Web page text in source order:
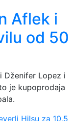
Aflek i
od 50
Dženifer Lopez i
je kupoprodaja